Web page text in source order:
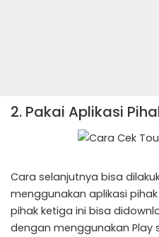
2. Pakai Aplikasi
Cara selanjutnya bisa
menggunakan aplikasi
pihak ketiga ini bisa
dengan menggunakan Play